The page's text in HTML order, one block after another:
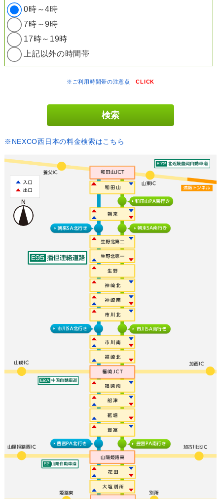
0時～4時
7時～9時
17時～19時
上記以外の時間帯
※ご利用時間帯の注意点CLICK
※NEXCO西日本の料金検索はこちら